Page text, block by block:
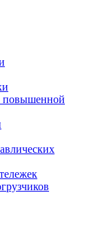
повышенной